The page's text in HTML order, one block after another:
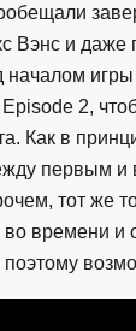
Вэнс и даже
началом
2,
Как в
первым и
тот же
во времени и